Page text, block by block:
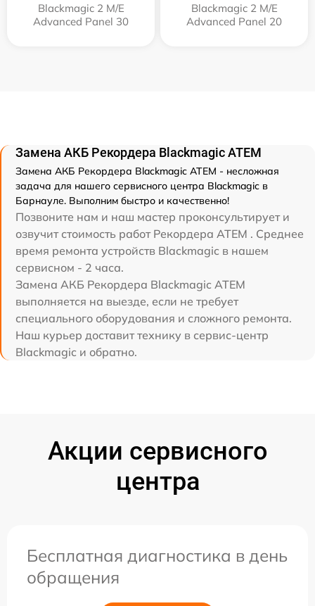
Blackmagic 2 M/E
Advanced Panel 30
Blackmagic 2 M/E
Advanced Panel 20
Замена АКБ Рекордера Blackmagic ATEM
Замена АКБ Рекордера Blackmagic ATEM - несложная
задача для нашего сервисного центра Blackmagic в
Барнауле. Выполним быстро и качественно!
Позвоните нам и наш мастер проконсультирует и
озвучит стоимость работ Рекордера ATEM . Среднее
время ремонта устройств Blackmagic в нашем
сервисном - 2 часа.
Замена АКБ Рекордера Blackmagic ATEM
выполняется на выезде, если не требует
специального оборудования и сложного ремонта.
Наш курьер доставит технику в сервис-центр
Blackmagic и обратно.
Акции сервисного
центра
Бесплатная диагностика в день
обращения